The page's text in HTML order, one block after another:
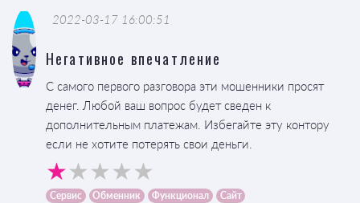
2022-03-17 16:00:51
Негативное впечатление
С самого первого разговора эти мошенники просят
денег. Любой ваш вопрос будет сведен к
дополнительным платежам. Избегайте эту контору
если не хотите потерять свои деньги.
Сервис Обменник Функционал Сайт